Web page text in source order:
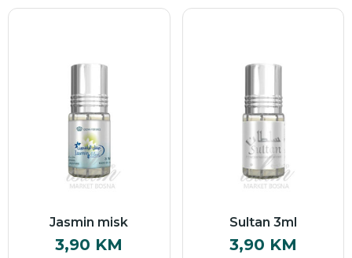
Jasmin misk
3,90 KM
Sultan 3ml
3,90 KM